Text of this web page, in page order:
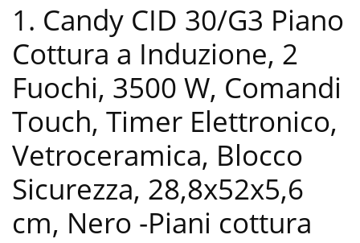
1. Candy CID 30/G3 Piano
Cottura a Induzione, 2
Fuochi, 3500 W, Comandi
Touch, Timer Elettronico,
Vetroceramica, Blocco
Sicurezza, 28,8x52x5,6
cm, ‎Nero -Piani cottura